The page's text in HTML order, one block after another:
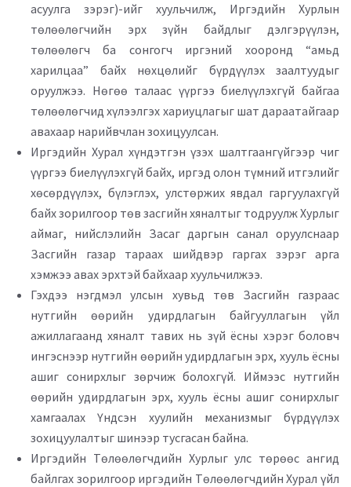
асуулга зэрэг)-ийг хуульчилж, Иргэдийн Хурлын
төлөөлөгчийн эрх зүйн байдлыг дэлгэрүүлэн,
төлөөлөгч ба сонгогч иргэний хооронд “амьд
харилцаа” байх нөхцөлийг бүрдүүлэх заалтуудыг
оруулжээ. Нөгөө талаас үүргээ биелүүлэхгүй байгаа
төлөөлөгчид хүлээлгэх хариуцлагыг шат дараатайгаар
авахаар нарийвчлан зохицуулсан.
Иргэдийн Хурал хүндэтгэн үзэх шалтгаангүйгээр чиг
үүргээ биелүүлэхгүй байх, иргэд олон түмний итгэлийг
хөсөрдүүлэх, бүлэглэх, улстөржих явдал гаргуулахгүй
байх зорилгоор төв засгийн хяналтыг тодруулж Хурлыг
аймаг, нийслэлийн Засаг даргын санал оруулснаар
Засгийн газар тараах шийдвэр гаргах зэрэг арга
хэмжээ авах эрхтэй байхаар хуульчилжээ.
Гэхдээ нэгдмэл улсын хувьд төв Засгийн газраас
нутгийн өөрийн удирдлагын байгууллагын үйл
ажиллагаанд хяналт тавих нь зүй ёсны хэрэг боловч
ингэснээр нутгийн өөрийн удирдлагын эрх, хууль ёсны
ашиг сонирхлыг зөрчиж болохгүй. Иймээс нутгийн
өөрийн удирдлагын эрх, хууль ёсны ашиг сонирхлыг
хамгаалах Үндсэн хуулийн механизмыг бүрдүүлэх
зохицуулалтыг шинээр тусгасан байна.
Иргэдийн Төлөөлөгчдийн Хурлыг улс төрөөс ангид
байлгах зорилгоор иргэдийн Төлөөлөгчдийн Хурал үйл